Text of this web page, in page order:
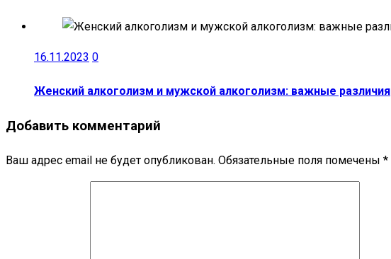
16.11.2023 0
Женский алкоголизм и мужской алкоголизм: важные различия
Добавить комментарий
Ваш адрес email не будет опубликован. Обязательные поля помечены *